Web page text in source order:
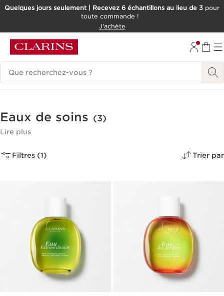
ALLER AU CONTENU
Quelques jours seulement | Recevez 6 échantillons au lieu de 3 pour
toute commande !
J'achète
Historique des recherches
Eaux de soins (3)
Lire plus
Filtres (1) Trier par